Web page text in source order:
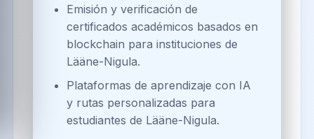
Emisión y verificación de
certificados académicos basados en
blockchain para instituciones de
Lääne-Nigula.
Plataformas de aprendizaje con IA
y rutas personalizadas para
estudiantes de Lääne-Nigula.